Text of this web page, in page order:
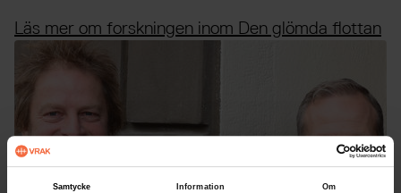
Samtycke Information Om
Läs mer om forskningen inom Den glömda flottan